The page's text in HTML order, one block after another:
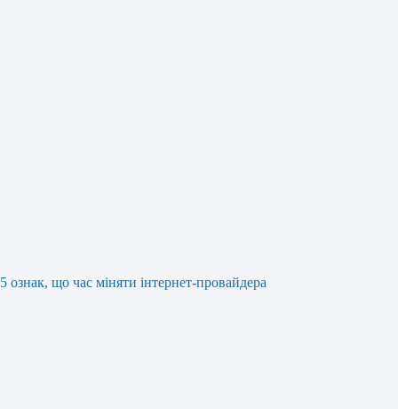
5 ознак, що час міняти інтернет-провайдера